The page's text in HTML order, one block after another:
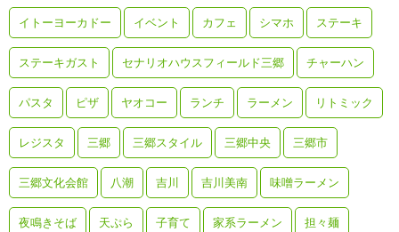
イトーヨーカドー イベント カフェ シマホ ステーキ
ステーキガスト セナリオハウスフィールド三郷 チャーハン
パスタ ピザ ヤオコー ランチ ラーメン リトミック
レジスタ 三郷 三郷スタイル 三郷中央 三郷市
三郷文化会館 八潮 吉川 吉川美南 味噌ラーメン
夜鳴きそば 天ぷら 子育て 家系ラーメン 担々麺